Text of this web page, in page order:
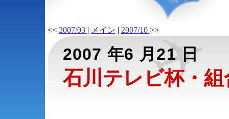
<< 2007/03 | メイン | 2007/10 >>
2007 年6 月21 日
石川テレビ杯・組